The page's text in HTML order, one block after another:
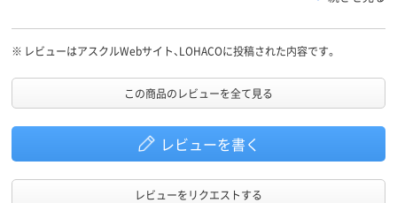
※ レビューはアスクルWebサイト、LOHACOに投稿された内容です。
この商品のレビューを全て見る
レビューを書く
レビューをリクエストする